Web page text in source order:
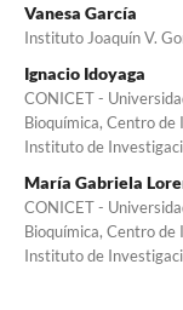
Vanesa García
Instituto Joaquín V.
Ignacio Idoyaga
CONICET -
Bioquímica, Centro de
Instituto de
María Gabriela
CONICET -
Bioquímica, Centro de
Instituto de